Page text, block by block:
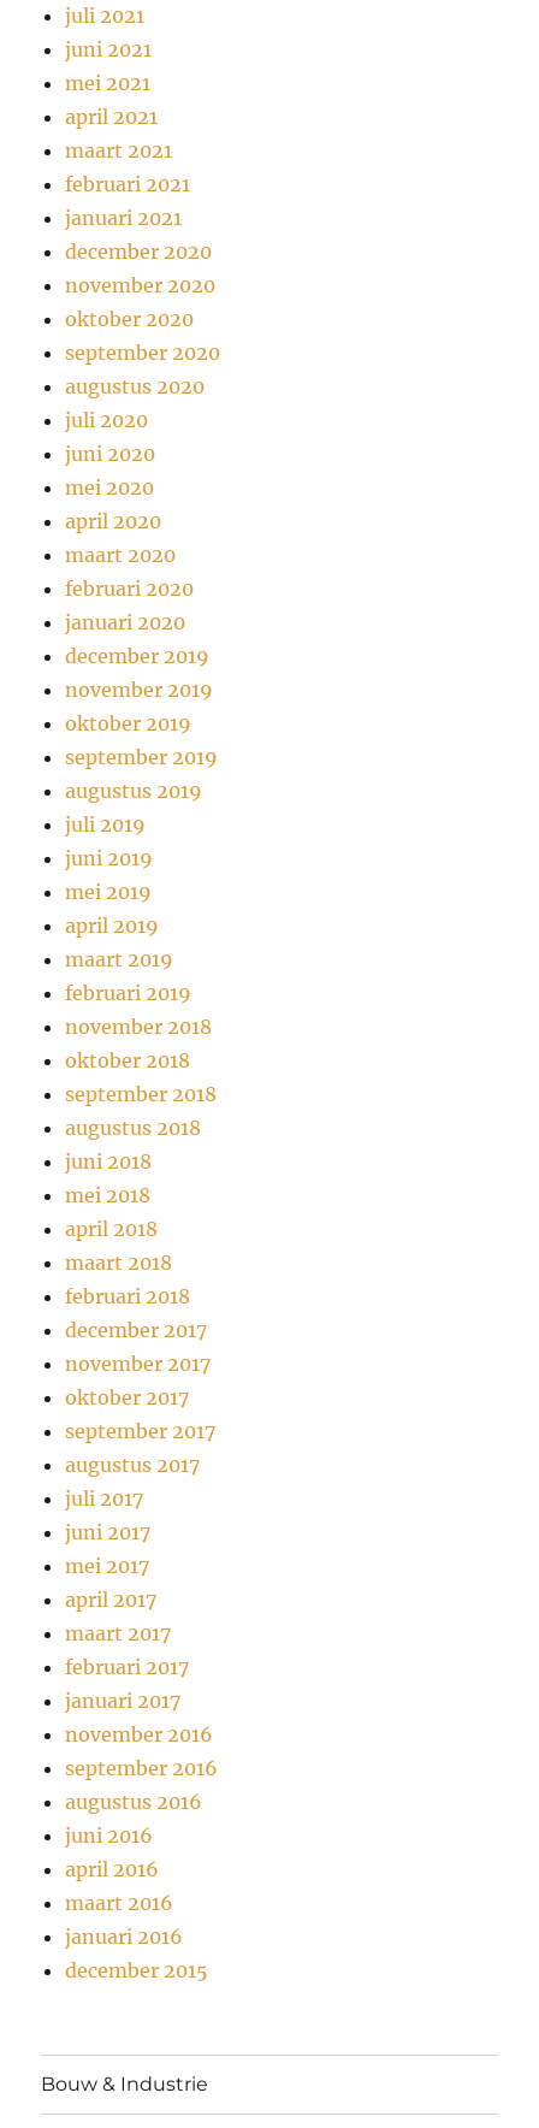
juli 2021
juni 2021
mei 2021
april 2021
maart 2021
februari 2021
januari 2021
december 2020
november 2020
oktober 2020
september 2020
augustus 2020
juli 2020
juni 2020
mei 2020
april 2020
maart 2020
februari 2020
januari 2020
december 2019
november 2019
oktober 2019
september 2019
augustus 2019
juli 2019
juni 2019
mei 2019
april 2019
maart 2019
februari 2019
november 2018
oktober 2018
september 2018
augustus 2018
juni 2018
mei 2018
april 2018
maart 2018
februari 2018
december 2017
november 2017
oktober 2017
september 2017
augustus 2017
juli 2017
juni 2017
mei 2017
april 2017
maart 2017
februari 2017
januari 2017
november 2016
september 2016
augustus 2016
juni 2016
april 2016
maart 2016
januari 2016
december 2015
Bouw & Industrie